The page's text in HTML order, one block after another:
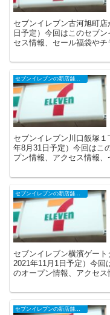
セブンイレブン古河旭町
日予定）今回はこのセブ
セス情報、セール福袋やチ
セブンイレブン川口飯塚
年8月31日予定）今回はこ
プン情報、アクセス情報
セブンイレブンの新店舗開店予定・オープンセール（福袋）、クーポンなど
セブンイレブン横濱ゲート
2021年11月1日予定）今
のオープン情報、アクセス